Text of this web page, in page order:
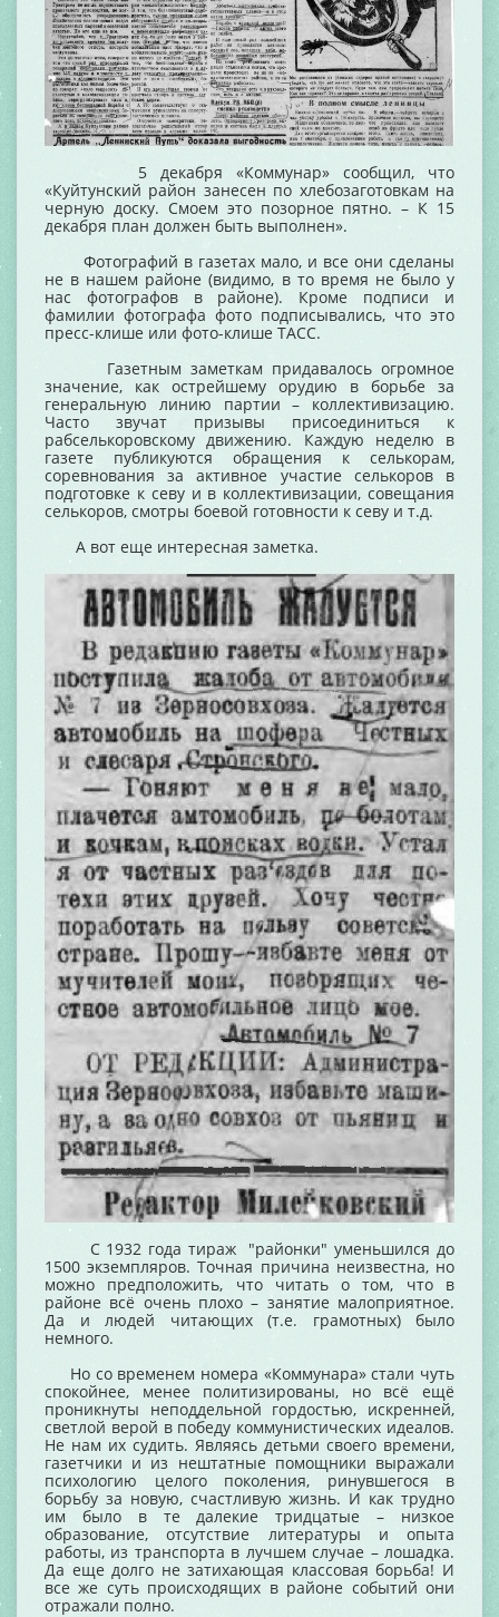
5 декабря «Коммунар» сообщил, что
«Куйтунский район занесен по хлебозаготовкам на
черную доску. Смоем это позорное пятно. – К 15
декабря план должен быть выполнен».
Фотографий в газетах мало, и все они сделаны
не в нашем районе (видимо, в то время не было у
нас фотографов в районе). Кроме подписи и
фамилии фотографа фото подписывались, что это
пресс-клише или фото-клише ТАСС.
Газетным заметкам придавалось огромное
значение, как острейшему орудию в борьбе за
генеральную линию партии – коллективизацию.
Часто звучат призывы присоединиться к
рабселькоровскому движению. Каждую неделю в
газете публикуются обращения к селькорам,
соревнования за активное участие селькоров в
подготовке к севу и в коллективизации, совещания
селькоров, смотры боевой готовности к севу и т.д.
А вот еще интересная заметка.
С 1932 года тираж "районки" уменьшился до
1500 экземпляров. Точная причина неизвестна, но
можно предположить, что читать о том, что в
районе всё очень плохо – занятие малоприятное.
Да и людей читающих (т.е. грамотных) было
немного.
Но со временем номера «Коммунара» стали чуть
спокойнее, менее политизированы, но всё ещё
проникнуты неподдельной гордостью, искренней,
светлой верой в победу коммунистических идеалов.
Не нам их судить. Являясь детьми своего времени,
газетчики и из нештатные помощники выражали
психологию целого поколения, ринувшегося в
борьбу за новую, счастливую жизнь. И как трудно
им было в те далекие тридцатые – низкое
образование, отсутствие литературы и опыта
работы, из транспорта в лучшем случае – лошадка.
Да еще долго не затихающая классовая борьба! И
все же суть происходящих в районе событий они
отражали полно.